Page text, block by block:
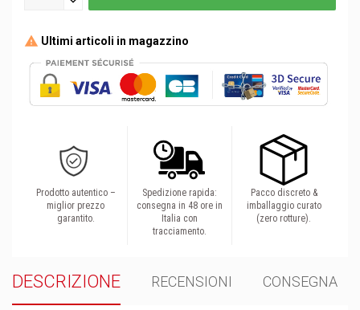
Ultimi articoli in magazzino
Prodotto autentico –
miglior prezzo
garantito.
Spedizione rapida:
consegna in 48 ore in
Italia con
tracciamento.
Pacco discreto &
imballaggio curato
(zero rotture).
DESCRIZIONE RECENSIONI CONSEGNA